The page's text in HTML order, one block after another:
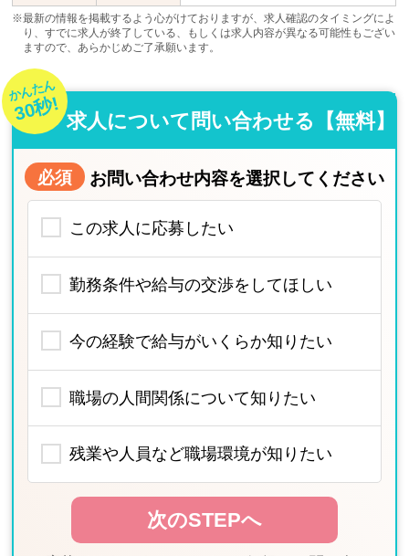
※最新の情報を掲載するよう心がけておりますが、求人確認のタイミングによ
り、すでに求人が終了している、もしくは求人内容が異なる可能性もござい
ますので、あらかじめご了承願います。
かんたん
30秒! 求人について問い合わせる【無料】
必須 お問い合わせ内容を選択してください
この求人に応募したい
勤務条件や給与の交渉をしてほしい
今の経験で給与がいくらか知りたい
職場の人間関係について知りたい
残業や人員など職場環境が知りたい